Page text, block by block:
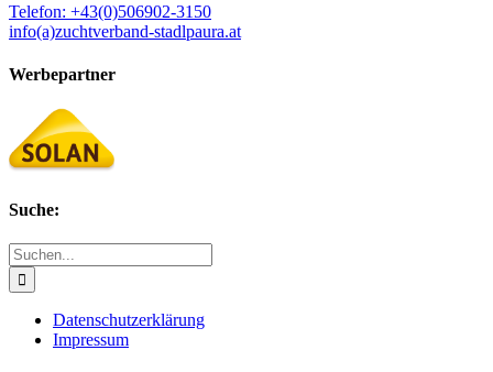
Telefon: +43(0)506902-3150
info(a)zuchtverband-stadlpaura.at
Werbepartner
Suche:
Suche
nach:
Datenschutzerklärung
Impressum